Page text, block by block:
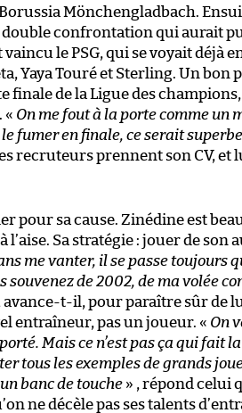
Mönchengladbach.
double confrontation qui aurait
vaincu le PSG, qui se voyait déjà
Yaya Touré et Sterling. Un bon
finale de la Ligue des
. « On me fout à la porte comme un
fumer en finale, ce serait
recruteurs prennent son CV, et
pour sa cause. Zinédine est
Sa stratégie : jouer de son
me vanter, il se passe toujours
de 2002, de ma volée
avance-t-il, pour paraître sûr de
entraîneur, pas un joueur. « On
Mais ce n’est pas ça qui fait
tous les exemples de grands
banc de touche » , répond celui
ne décèle pas ses talents